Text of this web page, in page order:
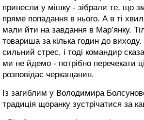
принесли у мішку - зібрали те, що
пряме попадання в нього. А в ті
мали йти на завдання в Мар’янку.
товариша за кілька годин до виходу.
сильний стрес, і тоді командир
ми не йдемо - потрібно перечекати
розповідає черкащанин.
Із загиблим у Володимира
традиція щоранку зустрічатися за